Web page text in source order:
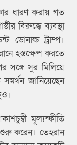
ধারণ করায় গত
বিরুদ্ধে ব্যবস্থা
ডোনাল্ড ট্রাম্প।
হস্তক্ষেপ করতে
সঙ্গে সুর মিলিয়ে
জানিয়েছেন
মূল্যস্ফীতি
করেন। তেহরান